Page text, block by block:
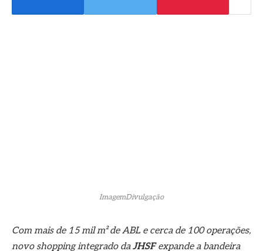
ImagemDivulgação
Com mais de 15 mil m² de ABL e cerca de 100 operações,
novo shopping integrado daJHSFexpande a bandeira